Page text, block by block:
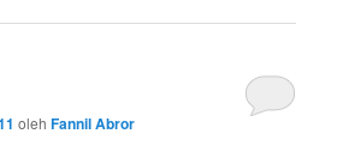
olehFannil Abror